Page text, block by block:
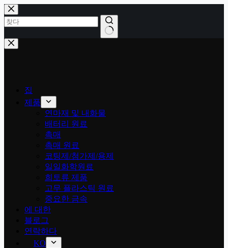
콘
텐
츠
로
건
결
집
제품
연마재 및 내화물
배터리 원료
촉매
촉매 원료
코팅제/첨가제/용제
일일화학원료
희토류 제품
고무 플라스틱 원료
중요한 금속
에 대한
블로그
연락하다
KO